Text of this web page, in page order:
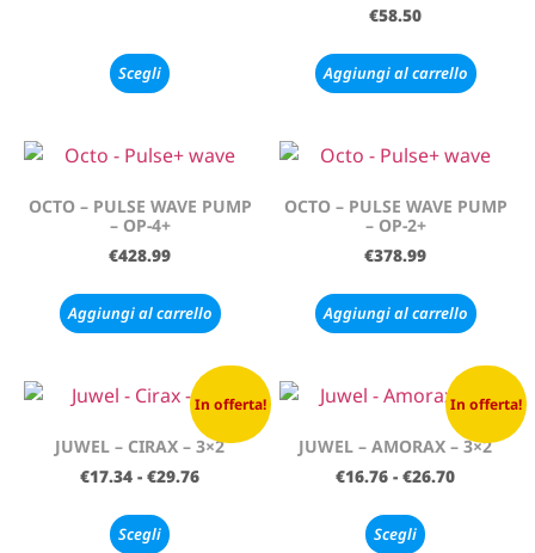
Scegli
€58.50
Aggiungi al carrello
OCTO – PULSE WAVE PUMP
– OP-4+
€428.99
Aggiungi al carrello
OCTO – PULSE WAVE PUMP
– OP-2+
€378.99
Aggiungi al carrello
In offerta!
JUWEL – CIRAX – 3×2
€17.34 - €29.76
Scegli
In offerta!
JUWEL – AMORAX – 3×2
€16.76 - €26.70
Scegli